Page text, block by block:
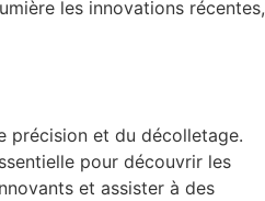
les innovations récentes,
précision et du décolletage.
pour découvrir les
et assister à des